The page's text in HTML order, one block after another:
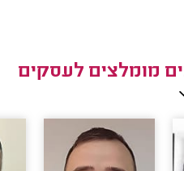
מומלצים לעסקים